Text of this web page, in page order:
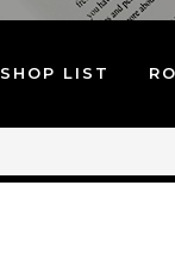
SHOP LIST